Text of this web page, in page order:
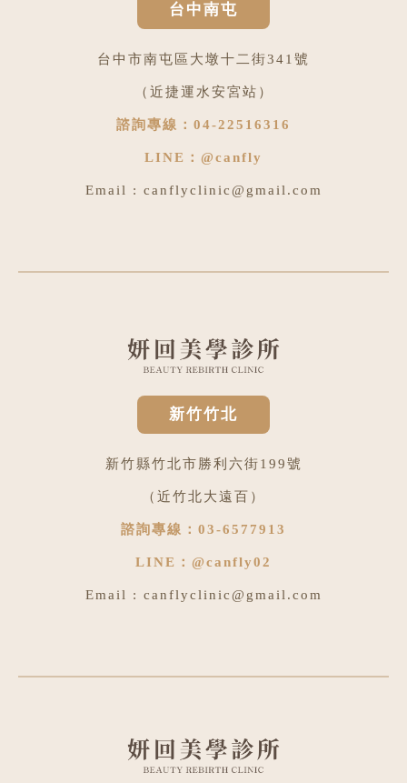
台中南屯
台中市南屯區大墩十二街341號
（近捷運水安宮站）
諮詢專線： 04-22516316
LINE： @canfly
Email : canflyclinic@gmail.com
新竹竹北
新竹縣竹北市勝利六街199號
（近竹北大遠百）
諮詢專線： 03-6577913
LINE： @canfly02
Email : canflyclinic@gmail.com